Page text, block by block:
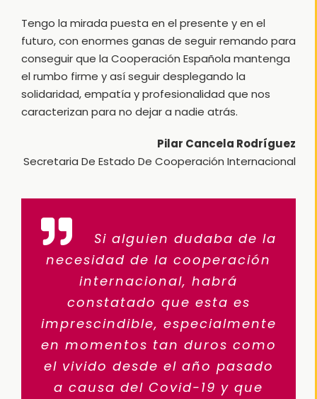
Tengo la mirada puesta en el presente y en el
futuro, con enormes ganas de seguir remando para
conseguir que la Cooperación Española mantenga
el rumbo firme y así seguir desplegando la
solidaridad, empatía y profesionalidad que nos
caracterizan para no dejar a nadie atrás.
Pilar Cancela Rodríguez
Secretaria De Estado De Cooperación Internacional
Si alguien dudaba de la
necesidad de la cooperación
internacional, habrá
constatado que esta es
imprescindible, especialmente
en momentos tan duros como
el vivido desde el año pasado
a causa del Covid-19 y que